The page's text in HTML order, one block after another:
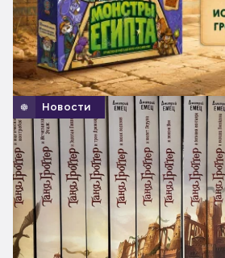
Новости